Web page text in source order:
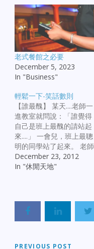
老式餐館之必要
December 5, 2023
In "Business"
輕鬆一下-笑話數則
【誰最醜】 某天....老師一
進教室就問說：「誰覺得
自己是班上最醜的請站起
來....」 一會兒，班上最聰
明的同學站了起來。 老師
就問：「你覺得你是班上
最醜的，真的嗎？」 這位
嗎】 有個寡婦心血來潮擦
拭閣樓中找到的舊油燈，
諾達成她三個願望。 「我
December 23, 2012
In "休閒天地"
PREVIOUS POST